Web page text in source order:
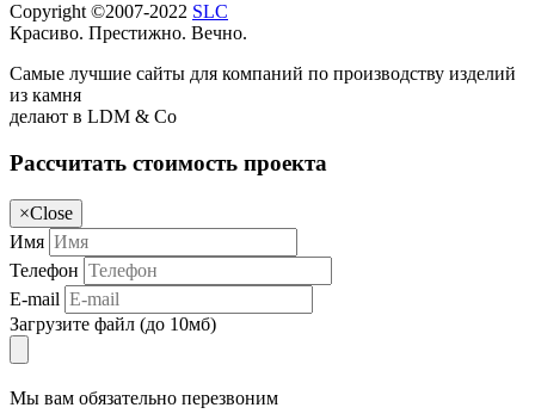
Copyright ©2007-2022 SLC
Красиво. Престижно. Вечно.
Самые лучшие сайты для компаний по производству изделий
из камня
делают в LDM & Co
Рассчитать стоимость проекта
×Close
Имя
Телефон
E-mail
Загрузите файл (до 10мб)
Мы вам обязательно перезвоним